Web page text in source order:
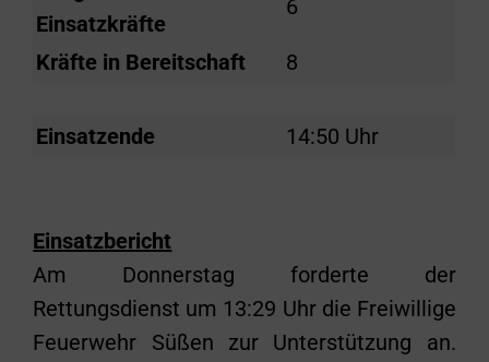
Einsatzkräfte
6
Kräfte in Bereitschaft 8
Einsatzende 14:50 Uhr
Einsatzbericht
Am Donnerstag forderte der
Rettungsdienst um 13:29 Uhr die Freiwillige
Feuerwehr Süßen zur Unterstützung an.